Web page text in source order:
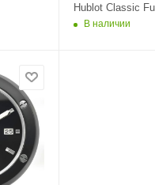
Hublot Classic
В наличии